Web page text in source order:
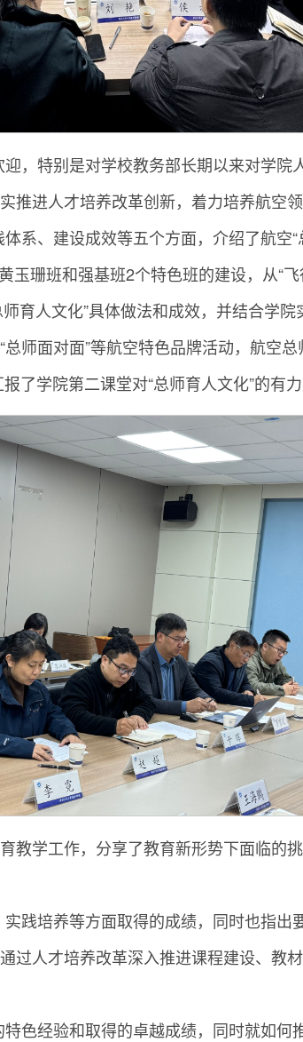
，特别是对学校教务部长期以来对学院
推进人才培养改革创新，着力培养航空
系、建设成效等五个方面，介绍了航空
珊班和强基班2个特色班的建设，从“
育人文化”具体做法和成效，并结合学
师面对面”等航空特色品牌活动，航空
了学院第二课堂对“总师育人文化”的有
教学工作，分享了教育新形势下面临的
践培养等方面取得的成绩，同时也指出
过人才培养改革深入推进课程建设、教
色经验和取得的卓越成绩，同时就如何